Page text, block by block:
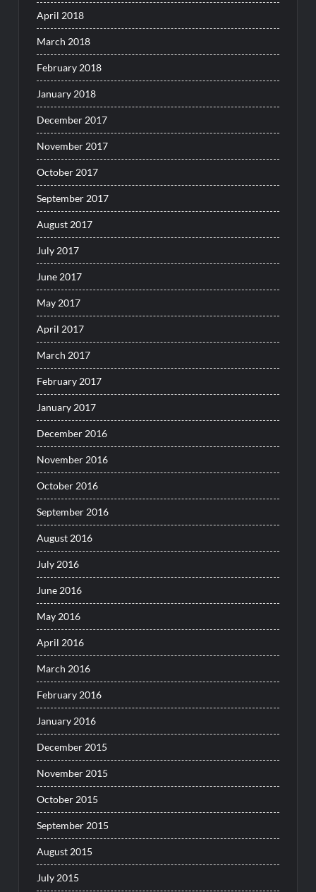
April 2018
March 2018
February 2018
January 2018
December 2017
November 2017
October 2017
September 2017
August 2017
July 2017
June 2017
May 2017
April 2017
March 2017
February 2017
January 2017
December 2016
November 2016
October 2016
September 2016
August 2016
July 2016
June 2016
May 2016
April 2016
March 2016
February 2016
January 2016
December 2015
November 2015
October 2015
September 2015
August 2015
July 2015